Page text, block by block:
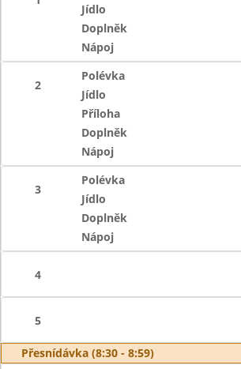
Jídlo
Doplněk
Nápoj
2
Polévka
Jídlo
Příloha
Doplněk
Nápoj
3
Polévka
Jídlo
Doplněk
Nápoj
4
5
Přesnídávka (8:30 - 8:59)